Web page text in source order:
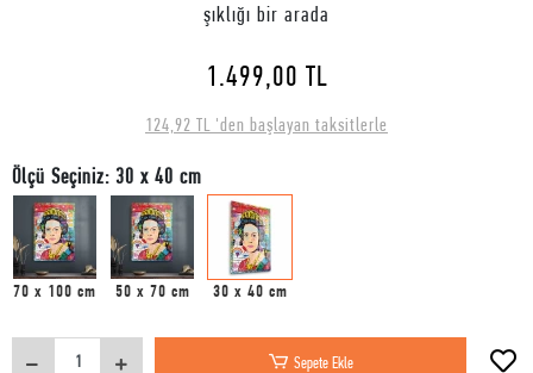
şıklığı bir arada
1.499,00 TL
124,92 TL 'den başlayan taksitlerle
Ölçü Seçiniz: 30 x 40 cm
70 x 100 cm 50 x 70 cm 30 x 40 cm
Sepete Ekle